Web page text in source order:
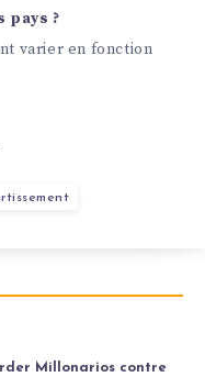
pays ?
varier en fonction
Millonarios contre